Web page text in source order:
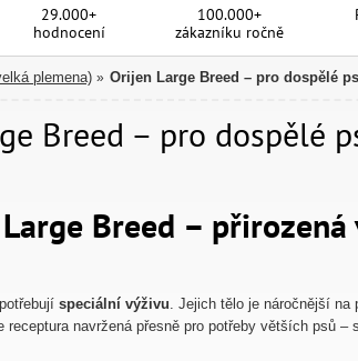
29.000+
hodnocení
100.000+
zákazníku ročně
plemena) » Orijen Large Breed – pro dospělé
Breed – pro dospělé
Breed –
speciální výživu. Jejich tělo je náročnější na
receptura navržená přesně pro potřeby větších psů